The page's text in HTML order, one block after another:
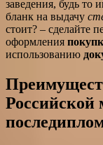
заведения, будь то
бланк на выдачу
стоит? – сделайте
оформления
использованию
Российской